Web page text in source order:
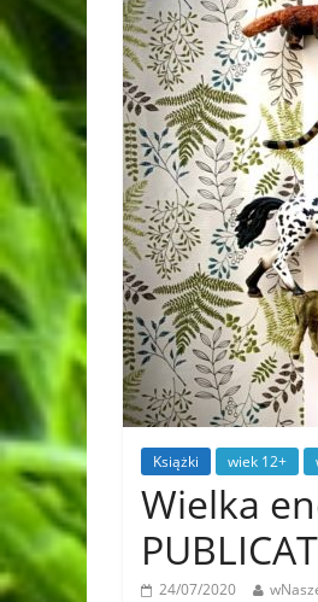
Książki wiek 12+
Wielka
PUBLICAT
24/07/2020